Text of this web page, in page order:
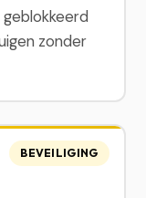
zonder
BEVEILIGING